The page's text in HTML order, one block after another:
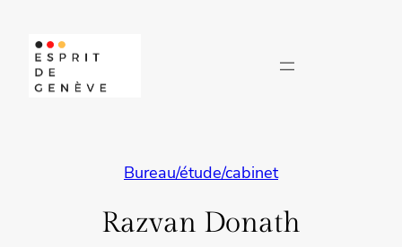
contenu
Bureau/étude/cabinet
Razvan Donath